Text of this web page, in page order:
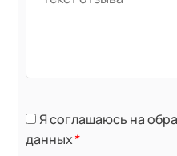
Я соглашаюсь на
данных*